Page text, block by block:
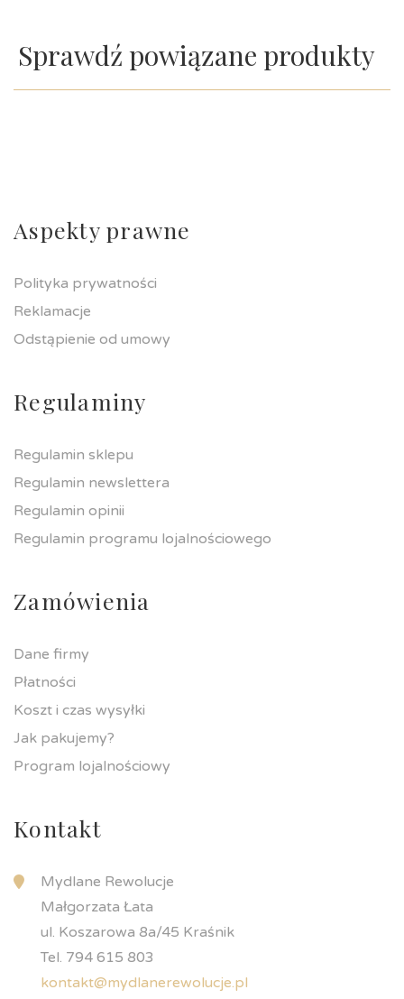
Sprawdź powiązane produkty
Aspekty prawne
Polityka prywatności
Reklamacje
Odstąpienie od umowy
Regulaminy
Regulamin sklepu
Regulamin newslettera
Regulamin opinii
Regulamin programu lojalnościowego
Zamówienia
Dane firmy
Płatności
Koszt i czas wysyłki
Jak pakujemy?
Program lojalnościowy
Kontakt
Mydlane Rewolucje
Małgorzata Łata
ul. Koszarowa 8a/45 Kraśnik
Tel. 794 615 803
kontakt@mydlanerewolucje.pl